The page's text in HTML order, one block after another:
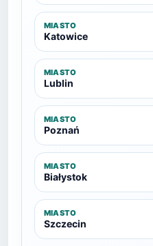
MIASTO
Katowice
MIASTO
Lublin
MIASTO
Poznań
MIASTO
Białystok
MIASTO
Szczecin